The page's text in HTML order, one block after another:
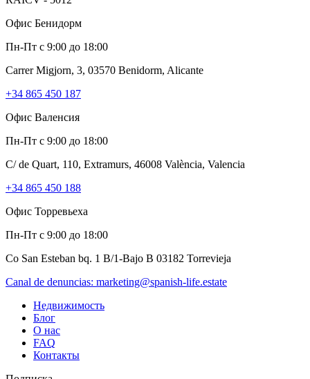
Офис Бенидорм
Пн-Пт с 9:00 до 18:00
Carrer Migjorn, 3, 03570 Benidorm, Alicante
+34 865 450 187
Офис Валенсия
Пн-Пт с 9:00 до 18:00
C/ de Quart, 110, Extramurs, 46008 València, Valencia
+34 865 450 188
Офис Торревьеха
Пн-Пт с 9:00 до 18:00
Co San Esteban bq. 1 B/1-Bajo B 03182 Torrevieja
Canal de denuncias: marketing@spanish-life.estate
Недвижимость
Блог
О нас
FAQ
Контакты